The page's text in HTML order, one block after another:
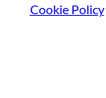
Cookie Policy